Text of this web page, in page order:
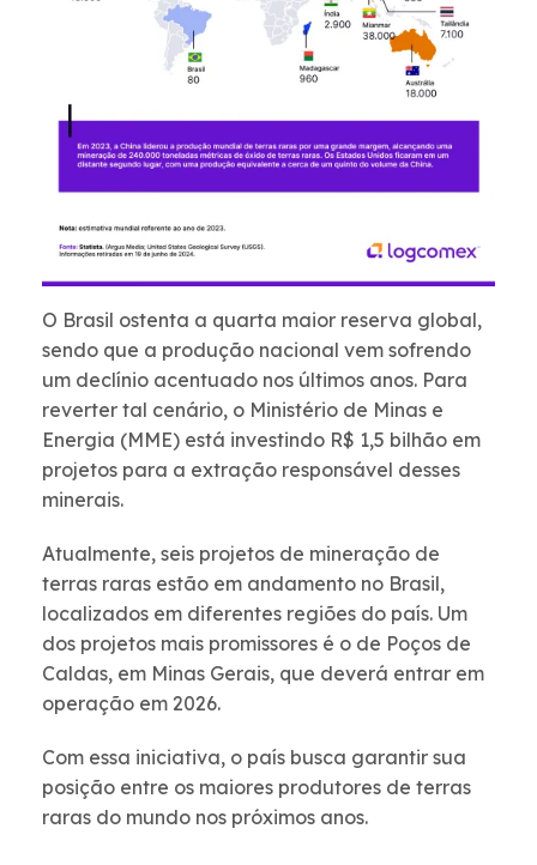
O Brasil ostenta a quarta maior reserva global,
sendo que a produção nacional vem sofrendo
um declínio acentuado nos últimos anos. Para
reverter tal cenário, o Ministério de Minas e
Energia (MME) está investindo R$ 1,5 bilhão em
projetos para a extração responsável desses
minerais.
Atualmente, seis projetos de mineração de
terras raras estão em andamento no Brasil,
localizados em diferentes regiões do país. Um
dos projetos mais promissores é o de Poços de
Caldas, em Minas Gerais, que deverá entrar em
operação em 2026.
Com essa iniciativa, o país busca garantir sua
posição entre os maiores produtores de terras
raras do mundo nos próximos anos.